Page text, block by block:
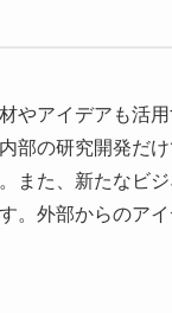
やアイデアも活
部の研究開発だ
また、新たなビ
。外部からのア